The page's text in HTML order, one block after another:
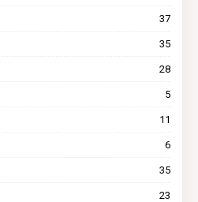
37
35
28
5
11
6
35
23